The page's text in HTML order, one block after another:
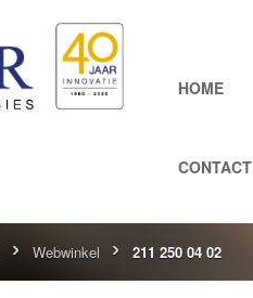
HOME
CONTACT
Webwinkel 211 250 04 02